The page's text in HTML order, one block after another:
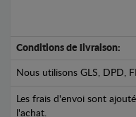
Conditions de livraison:
Nous utilisons GLS, DPD,
Les frais d'envoi sont
l'achat.